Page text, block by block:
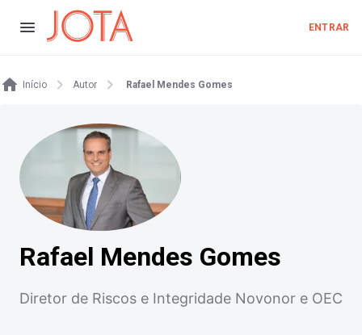
ENTRAR
Início Autor Rafael Mendes Gomes
Rafael Mendes Gomes
Diretor de Riscos e Integridade Novonor e OEC